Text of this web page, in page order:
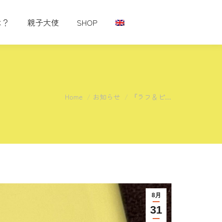
親子大使 SHOP
You are here:
Home お知らせ 『ラフ＆ピ…
8月
31